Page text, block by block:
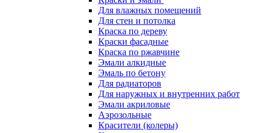
Для влажных помещений
Для стен и потолка
Краска по дереву
Краски фасадные
Краска по ржавчине
Эмали алкидные
Эмаль по бетону
Для радиаторов
Для наружных и внутренних работ
Эмали акриловые
Аэрозольные
Красители (колеры)